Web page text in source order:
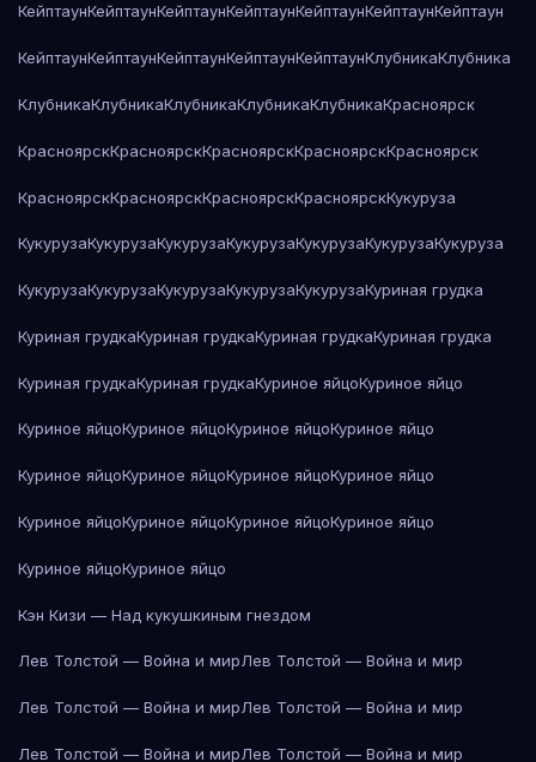
КейптаунКейптаунКейптаунКейптаунКейптаунКейптаунКейптаун
КейптаунКейптаунКейптаунКейптаунКейптаунКлубникаКлубника
КлубникаКлубникаКлубникаКлубникаКлубникаКрасноярск
КрасноярскКрасноярскКрасноярскКрасноярскКрасноярск
КрасноярскКрасноярскКрасноярскКрасноярскКукуруза
КукурузаКукурузаКукурузаКукурузаКукурузаКукурузаКукуруза
КукурузаКукурузаКукурузаКукурузаКукурузаКуриная грудка
Куриная грудкаКуриная грудкаКуриная грудкаКуриная грудка
Куриная грудкаКуриная грудкаКуриное яйцоКуриное яйцо
Куриное яйцоКуриное яйцоКуриное яйцоКуриное яйцо
Куриное яйцоКуриное яйцоКуриное яйцоКуриное яйцо
Куриное яйцоКуриное яйцоКуриное яйцоКуриное яйцо
Куриное яйцоКуриное яйцо
Кэн Кизи — Над кукушкиным гнездом
Лев Толстой — Война и мирЛев Толстой — Война и мир
Лев Толстой — Война и мирЛев Толстой — Война и мир
Лев Толстой — Война и мирЛев Толстой — Война и мир